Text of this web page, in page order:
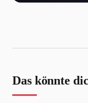
Das könnte